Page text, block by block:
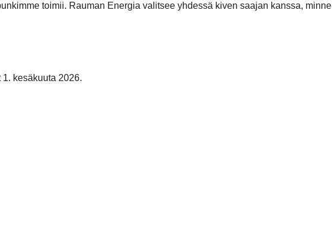
toimii. Rauman Energia valitsee yhdessä kiven saajan kanssa, minne
kesäkuuta 2026.